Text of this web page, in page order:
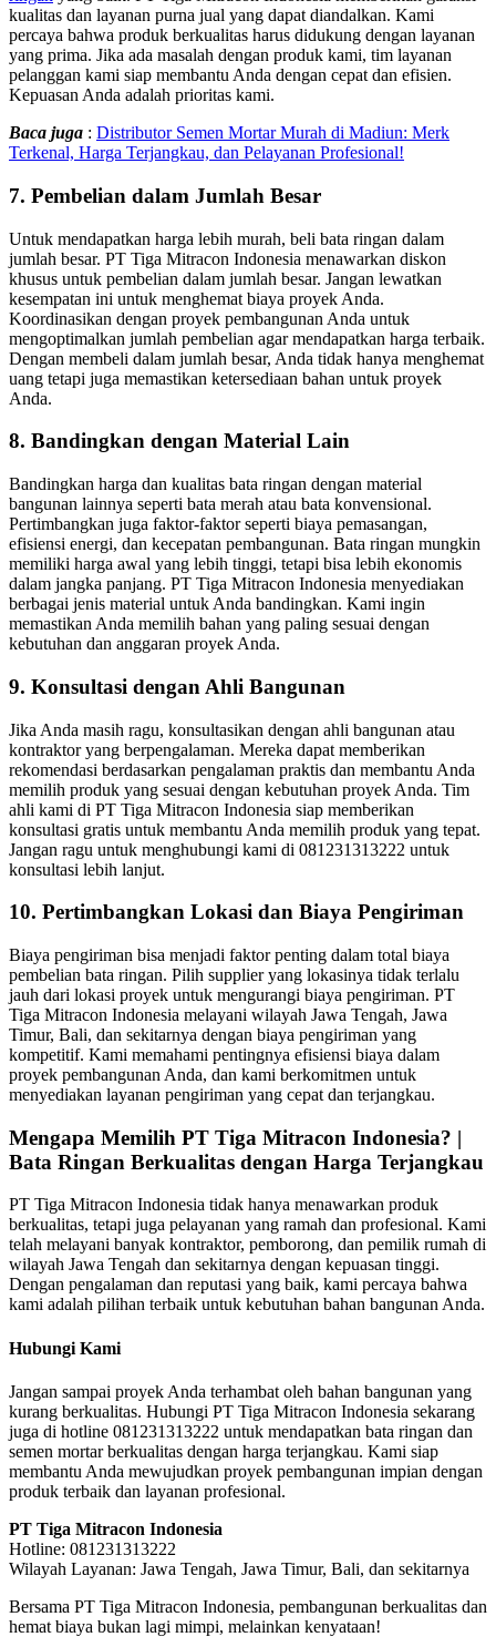
kualitas dan layanan purna jual yang dapat diandalkan. Kami
percaya bahwa produk berkualitas harus didukung dengan layanan
yang prima. Jika ada masalah dengan produk kami, tim layanan
pelanggan kami siap membantu Anda dengan cepat dan efisien.
Kepuasan Anda adalah prioritas kami.
Baca juga : Distributor Semen Mortar Murah di Madiun: Merk
Terkenal, Harga Terjangkau, dan Pelayanan Profesional!
7. Pembelian dalam Jumlah Besar
Untuk mendapatkan harga lebih murah, beli bata ringan dalam
jumlah besar. PT Tiga Mitracon Indonesia menawarkan diskon
khusus untuk pembelian dalam jumlah besar. Jangan lewatkan
kesempatan ini untuk menghemat biaya proyek Anda.
Koordinasikan dengan proyek pembangunan Anda untuk
mengoptimalkan jumlah pembelian agar mendapatkan harga terbaik.
Dengan membeli dalam jumlah besar, Anda tidak hanya menghemat
uang tetapi juga memastikan ketersediaan bahan untuk proyek
Anda.
8. Bandingkan dengan Material Lain
Bandingkan harga dan kualitas bata ringan dengan material
bangunan lainnya seperti bata merah atau bata konvensional.
Pertimbangkan juga faktor-faktor seperti biaya pemasangan,
efisiensi energi, dan kecepatan pembangunan. Bata ringan mungkin
memiliki harga awal yang lebih tinggi, tetapi bisa lebih ekonomis
dalam jangka panjang. PT Tiga Mitracon Indonesia menyediakan
berbagai jenis material untuk Anda bandingkan. Kami ingin
memastikan Anda memilih bahan yang paling sesuai dengan
kebutuhan dan anggaran proyek Anda.
9. Konsultasi dengan Ahli Bangunan
Jika Anda masih ragu, konsultasikan dengan ahli bangunan atau
kontraktor yang berpengalaman. Mereka dapat memberikan
rekomendasi berdasarkan pengalaman praktis dan membantu Anda
memilih produk yang sesuai dengan kebutuhan proyek Anda. Tim
ahli kami di PT Tiga Mitracon Indonesia siap memberikan
konsultasi gratis untuk membantu Anda memilih produk yang tepat.
Jangan ragu untuk menghubungi kami di 081231313222 untuk
konsultasi lebih lanjut.
10. Pertimbangkan Lokasi dan Biaya Pengiriman
Biaya pengiriman bisa menjadi faktor penting dalam total biaya
pembelian bata ringan. Pilih supplier yang lokasinya tidak terlalu
jauh dari lokasi proyek untuk mengurangi biaya pengiriman. PT
Tiga Mitracon Indonesia melayani wilayah Jawa Tengah, Jawa
Timur, Bali, dan sekitarnya dengan biaya pengiriman yang
kompetitif. Kami memahami pentingnya efisiensi biaya dalam
proyek pembangunan Anda, dan kami berkomitmen untuk
menyediakan layanan pengiriman yang cepat dan terjangkau.
Mengapa Memilih PT Tiga Mitracon Indonesia? |
Bata Ringan Berkualitas dengan Harga Terjangkau
PT Tiga Mitracon Indonesia tidak hanya menawarkan produk
berkualitas, tetapi juga pelayanan yang ramah dan profesional. Kami
telah melayani banyak kontraktor, pemborong, dan pemilik rumah di
wilayah Jawa Tengah dan sekitarnya dengan kepuasan tinggi.
Dengan pengalaman dan reputasi yang baik, kami percaya bahwa
kami adalah pilihan terbaik untuk kebutuhan bahan bangunan Anda.
Hubungi Kami
Jangan sampai proyek Anda terhambat oleh bahan bangunan yang
kurang berkualitas. Hubungi PT Tiga Mitracon Indonesia sekarang
juga di hotline 081231313222 untuk mendapatkan bata ringan dan
semen mortar berkualitas dengan harga terjangkau. Kami siap
membantu Anda mewujudkan proyek pembangunan impian dengan
produk terbaik dan layanan profesional.
PT Tiga Mitracon Indonesia
Hotline: 081231313222
Wilayah Layanan: Jawa Tengah, Jawa Timur, Bali, dan sekitarnya
Bersama PT Tiga Mitracon Indonesia, pembangunan berkualitas dan
hemat biaya bukan lagi mimpi, melainkan kenyataan!